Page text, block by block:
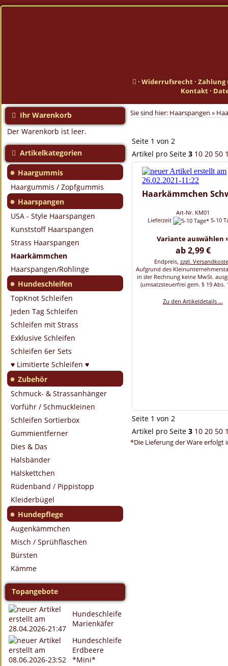
· Widerrufsrecht· Zahlung
Kontakt·
Ihr Warenkorb
Der Warenkorb ist leer.
Artikelkategorien
● Haargummis
Haargummis / Zopfgummis
● Haarspangen
USA - Style Haarspangen
Kunststoff Haarspangen
Strass Haarspangen
Haarkämmchen
Haarspangen/Rohlinge
● Hundeschleifen
TopKnot Schleifen
Jeden Tag Schleifen
Schleifen mit Strass
Exklusive Schleifen
Schleifen 6er Sets
♥ Limitierte Schleifen ♥
● Zubehör
Schmuck- & Strassanhänger
Vorführ / Schmuckleinen
Schleifen Sortierbox
Gummientferner
Dies & Das
Halsbänder
Halskettchen
Rüdenband / Pippistopp
Kleiderbügel
● Hundepflege
Augenkämmchen
Misch / Sprühflaschen
Bürsten
Kämme
Topangebote
Hundeschleife
Marienkäfer
Hundeschleife
Erdbeere
*Mini*
Sie sind hier: Haarspangen »
Seite 1 von 2
Artikel pro Seite 3 10 20 50
Haarkämmchen
Art-Nr. KM01
Lieferzeit
5-10
Variante auswählen
ab 2,99 €
Endpreis, zzgl.
Aufgrund des
in der Rechnung keine MwSt.
(umsatzsteuerfrei gem. § 19 Abs.
Zu den Artikeldetails ...
Seite 1 von 2
Artikel pro Seite 3 10 20 50
*Die Lieferung der Ware erfolgt